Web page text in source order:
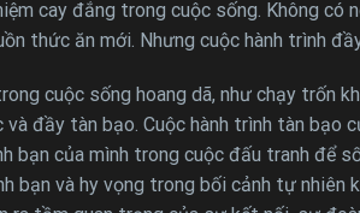
cay đắng trong cuộc sống. Không
thức ăn mới. Nhưng cuộc hành trình
cuộc sống hoang dã, như chạy trốn
đầy tàn bạo. Cuộc hành trình tàn
bạn của mình trong cuộc đấu tranh để
bạn và hy vọng trong bối cảnh tự